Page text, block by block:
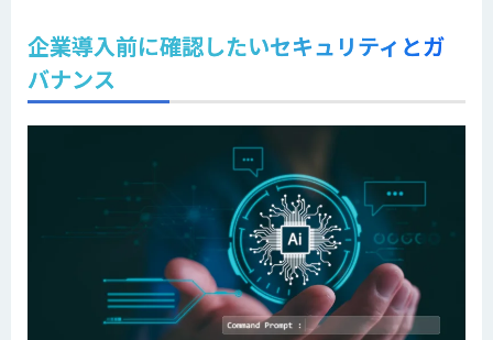
企業導入前に確認したいセキュリティとガ
バナンス